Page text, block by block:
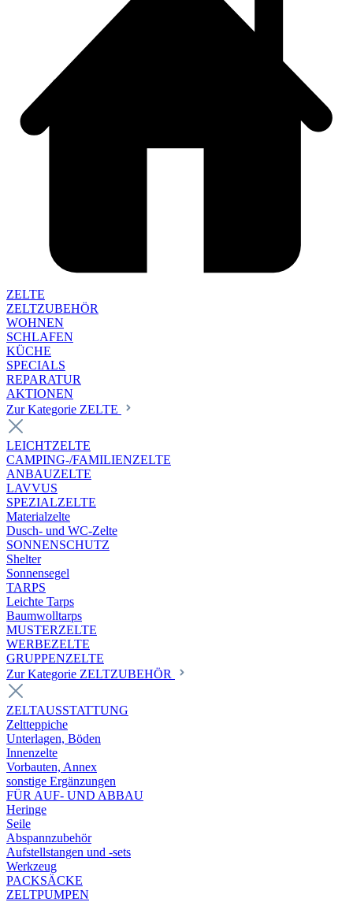
ZELTE
ZELTZUBEHÖR
WOHNEN
SCHLAFEN
KÜCHE
SPECIALS
REPARATUR
AKTIONEN
Zur Kategorie ZELTE
LEICHTZELTE
CAMPING-/FAMILIENZELTE
ANBAUZELTE
LAVVUS
SPEZIALZELTE
Materialzelte
Dusch- und WC-Zelte
SONNENSCHUTZ
Shelter
Sonnensegel
TARPS
Leichte Tarps
Baumwolltarps
MUSTERZELTE
WERBEZELTE
GRUPPENZELTE
Zur Kategorie ZELTZUBEHÖR
ZELTAUSSTATTUNG
Zeltteppiche
Unterlagen, Böden
Innenzelte
Vorbauten, Annex
sonstige Ergänzungen
FÜR AUF- UND ABBAU
Heringe
Seile
Abspannzubehör
Aufstellstangen und -sets
Werkzeug
PACKSÄCKE
ZELTPUMPEN